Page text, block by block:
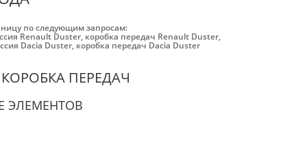
по следующим запросам:
Renault Duster, коробка передач Renault Duster,
Dacia Duster, коробка передач Dacia Duster
ПЕРЕДАЧ
ЭЛЕМЕНТОВ